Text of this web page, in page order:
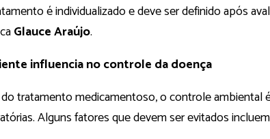
é individualizado e deve ser definido após
Glauce Araújo.
influencia no controle da doença
tratamento medicamentoso, o controle ambiental
Alguns fatores que devem ser evitados